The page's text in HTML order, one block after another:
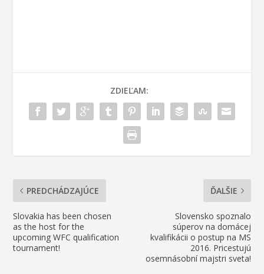
ZDIEĽAM:
PREDCHÁDZAJÚCE
Slovakia has been chosen
as the host for the
upcoming WFC qualification
tournament!
ĎALŠIE
Slovensko spoznalo
súperov na domácej
kvalifikácii o postup na MS
2016. Pricestujú
osemnásobní majstri sveta!